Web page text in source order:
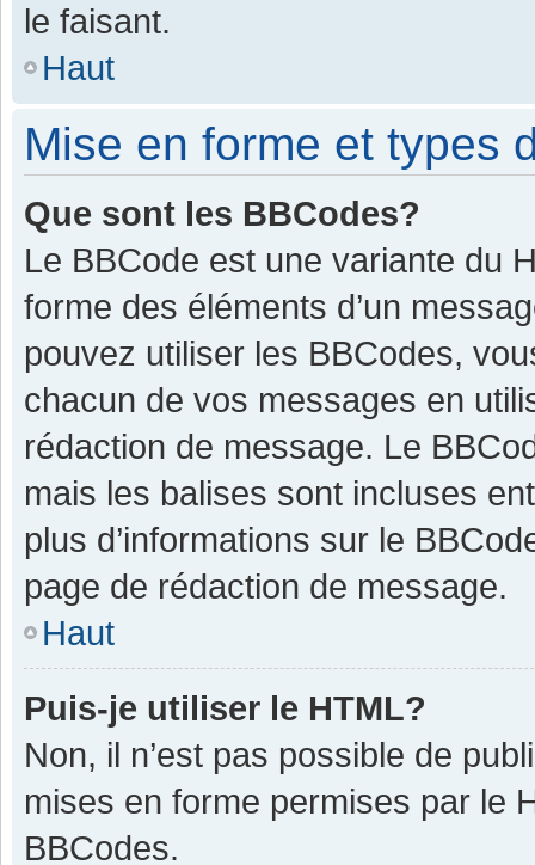
le faisant.
Haut
Mise en forme et types
Que sont les BBCodes?
Le BBCode est une variante du
forme des éléments d’un
pouvez utiliser les BBCodes,
chacun de vos messages en
rédaction de message. Le
mais les balises sont incluses
plus d’informations sur le
page de rédaction de message.
Haut
Puis-je utiliser le HTML?
Non, il n’est pas possible de
mises en forme permises par le
BBCodes.